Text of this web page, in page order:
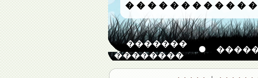
� � � � � � � � � � � �
�������
��������